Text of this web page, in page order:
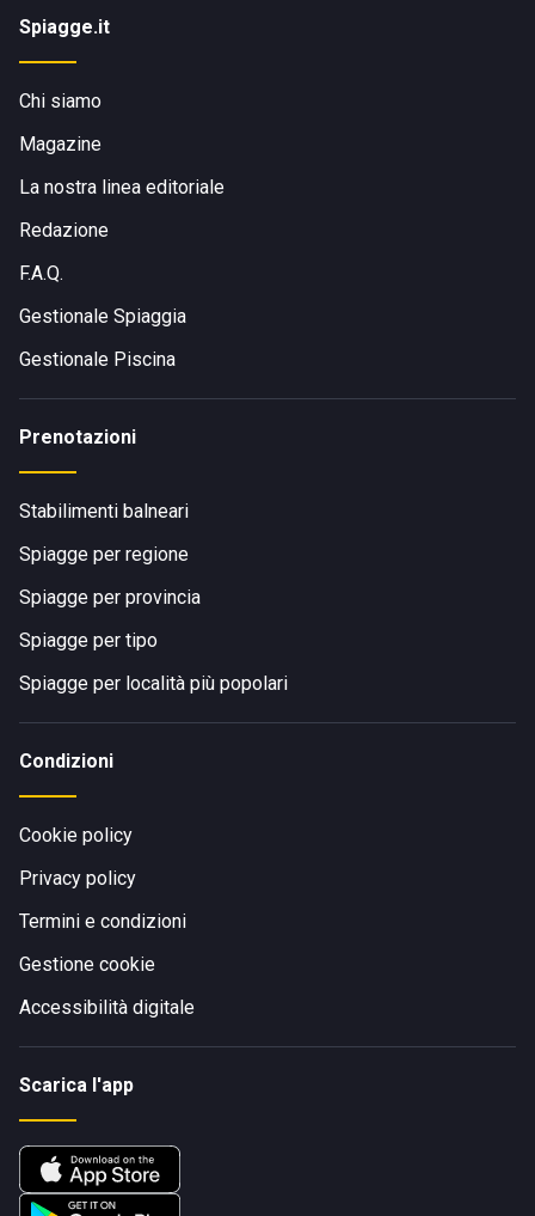
Spiagge.it
Chi siamo
Magazine
La nostra linea editoriale
Redazione
F.A.Q.
Gestionale Spiaggia
Gestionale Piscina
Prenotazioni
Stabilimenti balneari
Spiagge per regione
Spiagge per provincia
Spiagge per tipo
Spiagge per località più popolari
Condizioni
Cookie policy
Privacy policy
Termini e condizioni
Gestione cookie
Accessibilità digitale
Scarica l'app